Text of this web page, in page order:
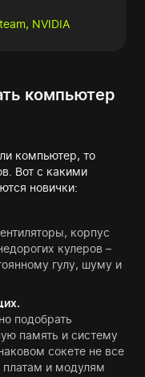
NVIDIA
компьютер
компьютер, то
Вот с какими
новички:
корпус
кулеров –
гулу, шуму и
подобрать
память и систему
сокете не все
и модулям